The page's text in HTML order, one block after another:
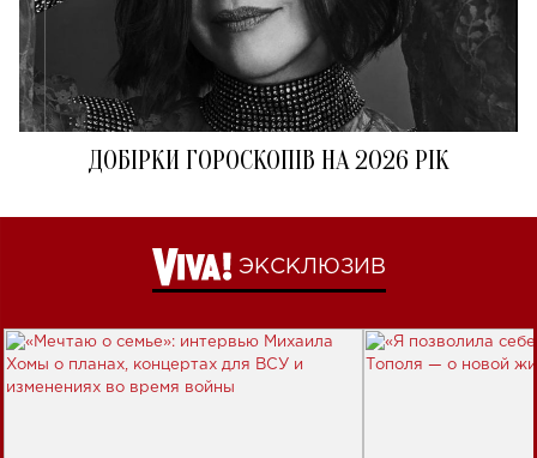
ДОБІРКИ ГОРОСКОПІВ НА 2026 РІК
ЭКСКЛЮЗИВ